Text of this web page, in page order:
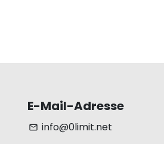
E-Mail-Adresse
email info@0limit.net